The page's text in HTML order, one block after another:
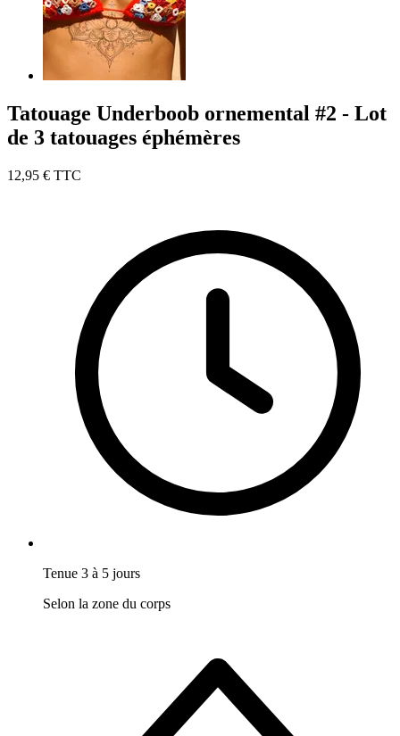
Tatouage Underboob ornemental #2 - Lot
de 3 tatouages éphémères
12,95 € TTC
Tenue 3 à 5 jours
Selon la zone du corps